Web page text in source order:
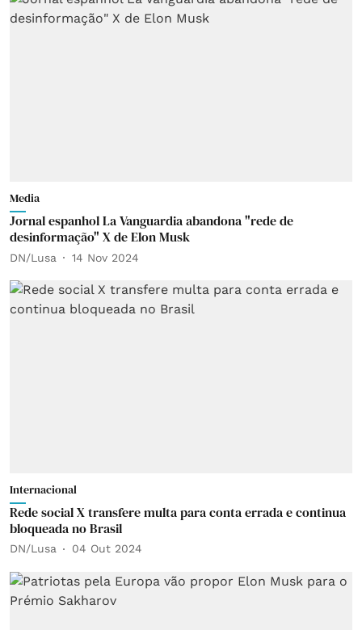
Media
Jornal espanhol La Vanguardia abandona "rede de
desinformação" X de Elon Musk
DN/Lusa 14 Nov 2024
Internacional
Rede social X transfere multa para conta errada e continua
bloqueada no Brasil
DN/Lusa 04 Out 2024